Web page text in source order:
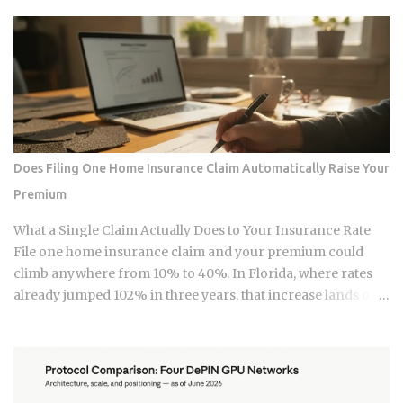
code that makes this possible has a catch most high earners
never see coming, and missing it can turn a smart tax
strategy into a bill they have already paid once. For the 2025
tax year, the IRS sets the Roth IRA phase-out range at
$150,000 to $165,000 for single filers and $236,000 to
$246,000 for married-filing-jointly taxpayers. Above those
upper limits, direct Roth IRA contributions are completely
prohibited. The 2026 limits are expected to increase
modestly due to inflation adjustments, placing the married-
filing-jointly cutoff near $252,000, though you should verify
official IRS confirmation before filing. Anyone earning
above these thresholds n...
Does Filing One Home Insurance Claim Automatically Raise Your
Premium
What a Single Claim Actually Does to Your Insurance Rate
File one home insurance claim and your premium could
climb anywhere from 10% to 40%. In Florida, where rates
already jumped 102% in three years, that increase lands on
Insurers price risk using claims data, credit-based